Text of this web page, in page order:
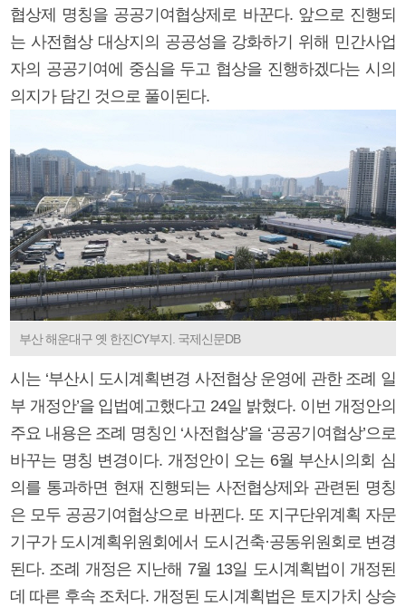
협상제 명칭을 공공기여협상제로 바꾼다. 앞으로 진행되
는 사전협상 대상지의 공공성을 강화하기 위해 민간사업
자의 공공기여에 중심을 두고 협상을 진행하겠다는 시의
의지가 담긴 것으로 풀이된다.
부산 해운대구 옛 한진CY부지. 국제신문DB
시는 ‘부산시 도시계획변경 사전협상 운영에 관한 조례 일
부 개정안’을 입법예고했다고 24일 밝혔다. 이번 개정안의
주요 내용은 조례 명칭인 ‘사전협상’을 ‘공공기여협상’으로
바꾸는 명칭 변경이다. 개정안이 오는 6월 부산시의회 심
의를 통과하면 현재 진행되는 사전협상제와 관련된 명칭
은 모두 공공기여협상으로 바뀐다. 또 지구단위계획 자문
기구가 도시계획위원회에서 도시건축·공동위원회로 변경
된다. 조례 개정은 지난해 7월 13일 도시계획법이 개정된
데 따른 후속 조처다. 개정된 도시계획법은 토지가치 상승